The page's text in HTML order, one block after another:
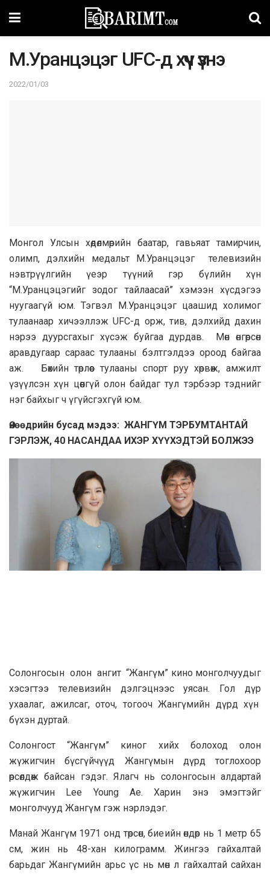
М.Уранцэцэг UFC-д хүч үзнэ
2022/01/03
Монгол Улсын хөдөлмөрийн баатар, гавьяат тамирчин,
олимп, дэлхийн медальт М.Уранцэцэг телевизийн
нэвтрүүлгийн үеэр түүний гэр бүлийн хүн
“М.Уранцэцэгийг зодог тайлаасай” хэмээн хүсдэгээ
нуугаагүй юм. Тэгвэл М.Уранцэцэг цаашид холимог
тулаанаар хичээллэж UFC-д орж, тив, дэлхийд дахин
нэрээ дуурсгахыг хүсэж буйгаа дурдав. Мөн өнгөрсөн
аравдугаар сараас тулааны бэлтгэлдээ ороод байгаа
аж. Бөхийн төрлөөс тулааны спорт руу хөрвөж, амжилт
үзүүлсэн хүн цөөнгүй олон байдаг тул тэрбээр тэднийг
нэг байхыг ч үгүйсгэхгүй юм.
Өнөөдрийн бусад мэдээ: ЖАНГҮМ ТЭРБУМТАНТАЙ
ГЭРЛЭЖ, 40 НАСАНДАА ИХЭР ХҮҮХЭДТЭЙ БОЛЖЭЭ
Cолонгосын олон ангит “Жангүм” кино монголчуудыг
хэсэгтээ телевизийн дэлгэцнээс уясан. Гол дүр
ухаалаг, ажилсаг, оточ, тогооч Жангүмийн дүрд хүн
бүхэн дуртай.
Солонгост “Жангүм” киног хийх болоход олон
жүжигчин бүсгүйчүүд Жангүмын дүрд тоглохоор
өрсөлдөж байсан гэдэг. Ялагч нь солонгосын алдартай
жүжигчин Lee Young Ae. Харин энэ эмэгтэйг
монголчууд Жангүм гэж нэрлэдэг.
Манай Жангүм 1971 онд төрсөн, биеийн өндөр нь 1 метр 65
см, жин нь 48-хан килограмм. Жингээ гайхалтай
барьдаг Жангүмийн арьс үс нь мөн л гайхалтай сайхан